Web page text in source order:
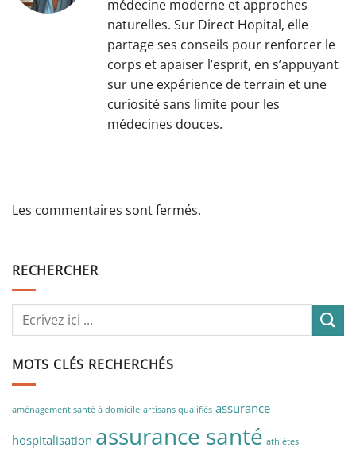
médecine moderne et approches
naturelles. Sur Direct Hopital, elle
partage ses conseils pour renforcer le
corps et apaiser l’esprit, en s’appuyant
sur une expérience de terrain et une
curiosité sans limite pour les
médecines douces.
Les commentaires sont fermés.
RECHERCHER
MOTS CLÉS RECHERCHÉS
aménagement santé à domicile artisans qualifiés assurance
hospitalisation assurance santé athlètes